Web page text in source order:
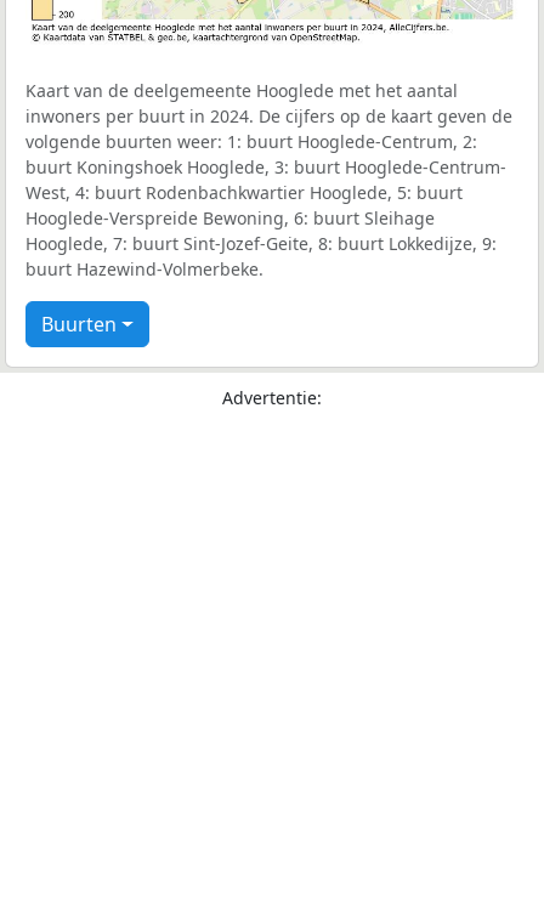
Kaart van de deelgemeente Hooglede met het aantal
inwoners per buurt in 2024. De cijfers op de kaart geven de
volgende buurten weer: 1: buurt Hooglede-Centrum, 2:
buurt Koningshoek Hooglede, 3: buurt Hooglede-Centrum-
West, 4: buurt Rodenbachkwartier Hooglede, 5: buurt
Hooglede-Verspreide Bewoning, 6: buurt Sleihage
Hooglede, 7: buurt Sint-Jozef-Geite, 8: buurt Lokkedijze, 9:
buurt Hazewind-Volmerbeke.
Buurten
Advertentie: